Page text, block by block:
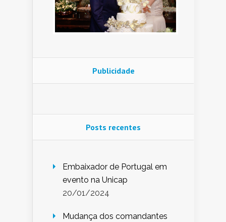
Publicidade
Posts recentes
Embaixador de Portugal em
evento na Unicap
20/01/2024
Mudança dos comandantes